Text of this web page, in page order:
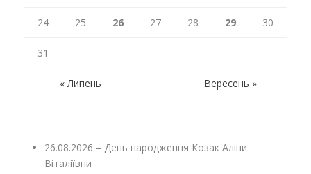
24 25 26 27 28 29 30
31
« Липень Вересень »
26.08.2026 – День народження Козак Аліни
Віталіївни